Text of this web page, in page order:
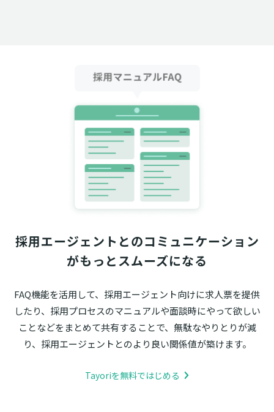
採用エージェントとのコミュニケーション
がもっとスムーズになる
FAQ機能を活用して、採用エージェント向けに求人票を提供
したり、採用プロセスのマニュアルや面談時にやって欲しい
ことなどをまとめて共有することで、無駄なやりとりが減
り、採用エージェントとのより良い関係値が築けます。
Tayoriを無料ではじめる